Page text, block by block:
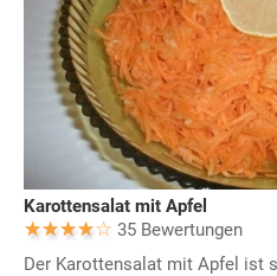
Karottensalat mit Apfel
35 Bewertungen
Der Karottensalat mit Apfel ist